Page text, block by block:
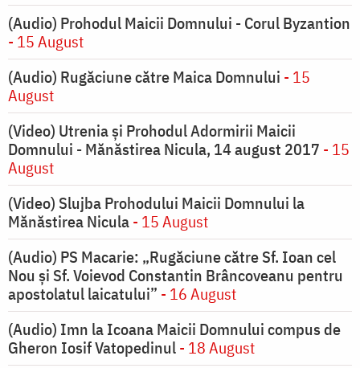
(Audio) Prohodul Maicii Domnului - Corul Byzantion
- 15 August
(Audio) Rugăciune către Maica Domnului - 15
August
(Video) Utrenia și Prohodul Adormirii Maicii
Domnului - Mănăstirea Nicula, 14 august 2017 - 15
August
(Video) Slujba Prohodului Maicii Domnului la
Mănăstirea Nicula- 15 August
(Audio) PS Macarie: „Rugăciune către Sf. Ioan cel
Nou și Sf. Voievod Constantin Brâncoveanu pentru
apostolatul laicatului” - 16 August
(Audio) Imn la Icoana Maicii Domnului compus de
Gheron Iosif Vatopedinul- 18 August